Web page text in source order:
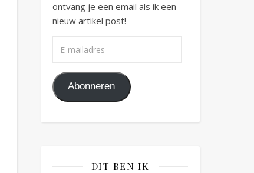
ontvang je een email als ik een
nieuw artikel post!
Abonneren
DIT BEN IK